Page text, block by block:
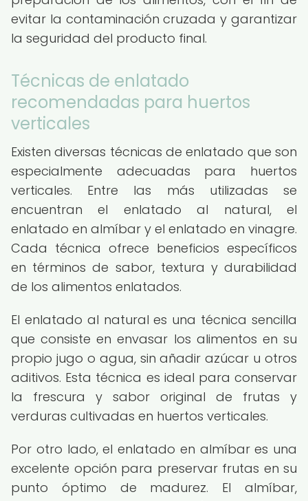
evitar la contaminación cruzada y garantizar
la seguridad del producto final.
Técnicas de enlatado
recomendadas para huertos
verticales
Existen diversas técnicas de enlatado que son
especialmente adecuadas para huertos
verticales. Entre las más utilizadas se
encuentran el enlatado al natural, el
enlatado en almíbar y el enlatado en vinagre.
Cada técnica ofrece beneficios específicos
en términos de sabor, textura y durabilidad
de los alimentos enlatados.
El enlatado al natural es una técnica sencilla
que consiste en envasar los alimentos en su
propio jugo o agua, sin añadir azúcar u otros
aditivos. Esta técnica es ideal para conservar
la frescura y sabor original de frutas y
verduras cultivadas en huertos verticales.
Por otro lado, el enlatado en almíbar es una
excelente opción para preservar frutas en su
punto óptimo de madurez. El almíbar,